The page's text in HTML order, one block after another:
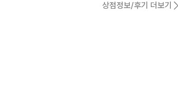
상점정보/후기 더보기